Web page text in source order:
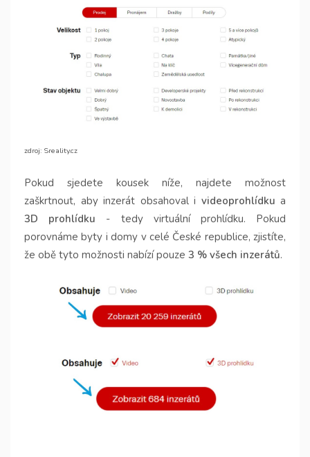
zdroj: Sreality.cz
Pokud sjedete kousek níže, najdete možnost
zaškrtnout, aby inzerát obsahoval i videoprohlídku a
3D prohlídku - tedy virtuální prohlídku. Pokud
porovnáme byty i domy v celé České republice, zjistíte,
že obě tyto možnosti nabízí pouze 3 % všech inzerátů.